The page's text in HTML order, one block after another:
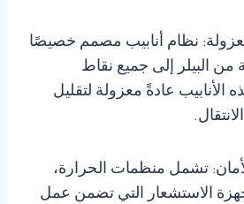
نظام أنابيب مصمم خصيصًا
من البيلر إلى جميع نقاط
الأنابيب عادةً معزولة لتقليل
تشمل منظمات الحرارة،
الاستشعار التي تضمن عمل